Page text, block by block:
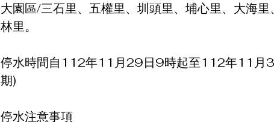
大園區/三石里、五權里、圳頭里、埔心里、大海
林里。
停水時間自112年11月29日9時起至112年11月
期)
停水注意事項